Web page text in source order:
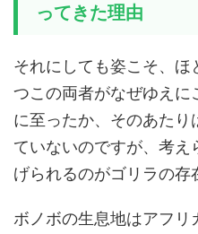
ってきた理由
それにしても姿こそ、
つこの両者がなぜゆえに
に至ったか、そのあた
ていないのですが、考
げられるのがゴリラの存
ボノボの生息地はアフリ